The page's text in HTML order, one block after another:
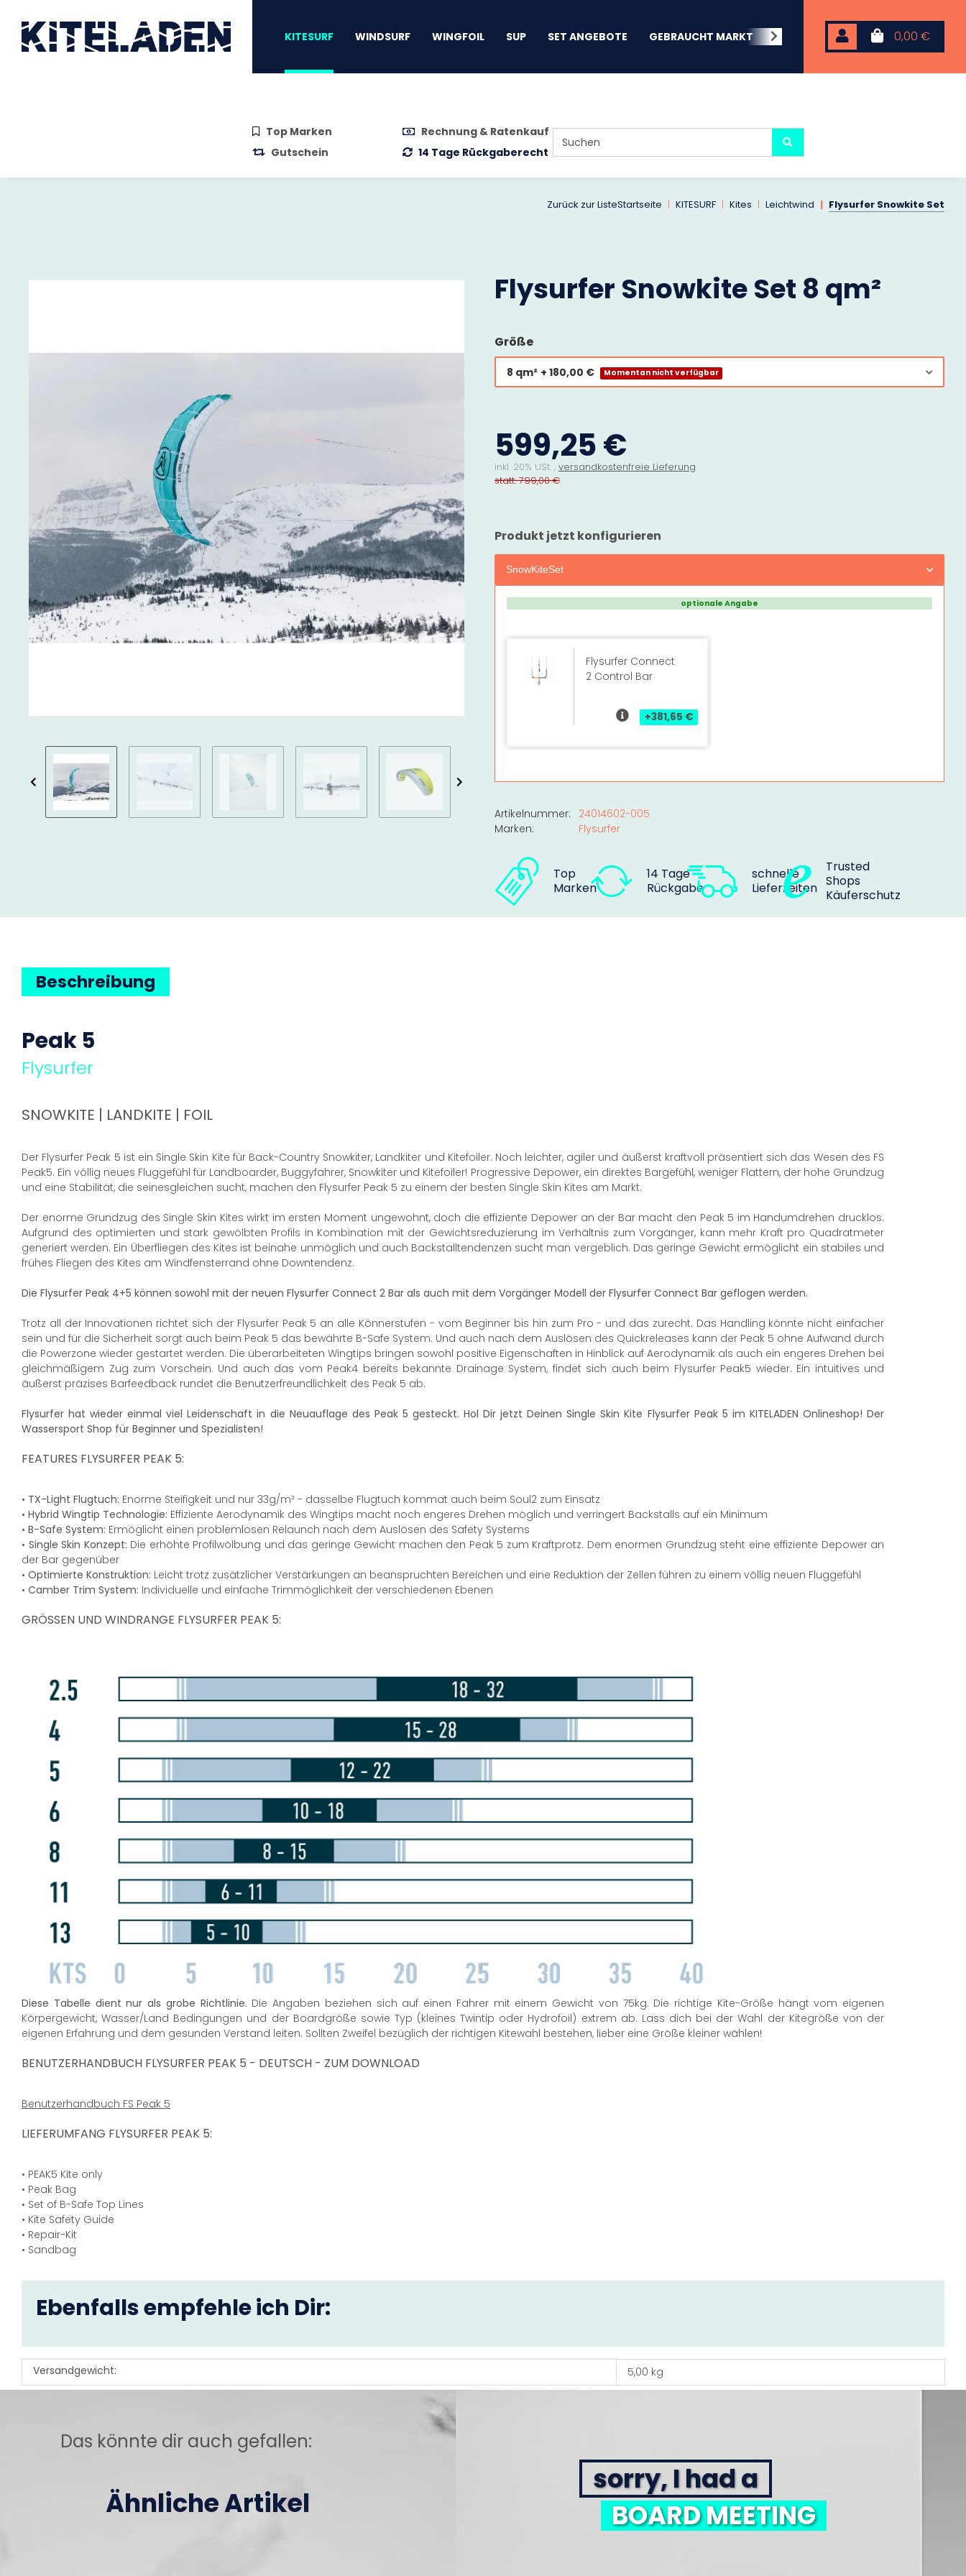
0,00 €
KITESURF WINDSURF WINGFOIL SUP SET ANGEBOTE GEBRAUCHT MARKT BEACHWEAR NEOPREN
Top Marken
Rechnung & Ratenkauf
Gutschein
14 Tage Rückgaberecht
Zurück zur ListeStartseite KITESURF Kites Leichtwind Flysurfer Snowkite Set
Flysurfer Snowkite Set 8 qm²
Größe
8 qm² + 180,00 € Momentan nicht verfügbar
599,25 €
inkl. 20% USt. , versandkostenfreie Lieferung
statt: 799,00 €
Produkt jetzt konfigurieren
SnowKiteSet
optionale Angabe
Flysurfer Connect
2 Control Bar
+381,65 €
Artikelnummer:
24014602-005
Marken:
Flysurfer
Top
Marken
14 Tage
Rückgabe
schnelle
Lieferzeiten
Trusted
Shops
Käuferschutz
Beschreibung
Peak 5
Flysurfer
SNOWKITE | LANDKITE | FOIL
Der Flysurfer Peak 5 ist ein Single Skin Kite für Back-Country Snowkiter, Landkiter und Kitefoiler. Noch leichter, agiler und äußerst kraftvoll präsentiert sich das Wesen des FS
Peak5. Ein völlig neues Fluggefühl für Landboarder, Buggyfahrer, Snowkiter und Kitefoiler! Progressive Depower, ein direktes Bargefühl, weniger Flattern, der hohe Grundzug
und eine Stabilität, die seinesgleichen sucht, machen den Flysurfer Peak 5 zu einem der besten Single Skin Kites am Markt.
Der enorme Grundzug des Single Skin Kites wirkt im ersten Moment ungewohnt, doch die effiziente Depower an der Bar macht den Peak 5 im Handumdrehen drucklos.
Aufgrund des optimierten und stark gewölbten Profils in Kombination mit der Gewichtsreduzierung im Verhältnis zum Vorgänger, kann mehr Kraft pro Quadratmeter
generiert werden. Ein Überfliegen des Kites ist beinahe unmöglich und auch Backstalltendenzen sucht man vergeblich. Das geringe Gewicht ermöglicht ein stabiles und
frühes Fliegen des Kites am Windfensterrand ohne Downtendenz.
Die Flysurfer Peak 4+5 können sowohl mit der neuen Flysurfer Connect 2 Bar als auch mit dem Vorgänger Modell der Flysurfer Connect Bar geflogen werden.
Trotz all der Innovationen richtet sich der Flysurfer Peak 5 an alle Könnerstufen - vom Beginner bis hin zum Pro - und das zurecht. Das Handling könnte nicht einfacher
sein und für die Sicherheit sorgt auch beim Peak 5 das bewährte B-Safe System. Und auch nach dem Auslösen des Quickreleases kann der Peak 5 ohne Aufwand durch
die Powerzone wieder gestartet werden. Die überarbeiteten Wingtips bringen sowohl positive Eigenschaften in Hinblick auf Aerodynamik als auch ein engeres Drehen bei
gleichmäßigem Zug zum Vorschein. Und auch das vom Peak4 bereits bekannte Drainage System, findet sich auch beim Flysurfer Peak5 wieder. Ein intuitives und
äußerst präzises Barfeedback rundet die Benutzerfreundlichkeit des Peak 5 ab.
Flysurfer hat wieder einmal viel Leidenschaft in die Neuauflage des Peak 5 gesteckt. Hol Dir jetzt Deinen Single Skin Kite Flysurfer Peak 5 im KITELADEN Onlineshop! Der
Wassersport Shop für Beginner und Spezialisten!
FEATURES FLYSURFER PEAK 5:
• TX-Light Flugtuch: Enorme Steifigkeit und nur 33g/m² - dasselbe Flugtuch kommat auch beim Soul2 zum Einsatz
• Hybrid Wingtip Technologie: Effiziente Aerodynamik des Wingtips macht noch engeres Drehen möglich und verringert Backstalls auf ein Minimum
• B-Safe System: Ermöglicht einen problemlosen Relaunch nach dem Auslösen des Safety Systems
• Single Skin Konzept: Die erhöhte Profilwölbung und das geringe Gewicht machen den Peak 5 zum Kraftprotz. Dem enormen Grundzug steht eine effiziente Depower an
der Bar gegenüber
• Optimierte Konstruktion: Leicht trotz zusätzlicher Verstärkungen an beanspruchten Bereichen und eine Reduktion der Zellen führen zu einem völlig neuen Fluggefühl
• Camber Trim System: Individuelle und einfache Trimmöglichkeit der verschiedenen Ebenen
GRÖSSEN UND WINDRANGE FLYSURFER PEAK 5:
Diese Tabelle dient nur als grobe Richtlinie. Die Angaben beziehen sich auf einen Fahrer mit einem Gewicht von 75kg. Die richtige Kite-Größe hängt vom eigenen
Körpergewicht, Wasser/Land Bedingungen und der Boardgröße sowie Typ (kleines Twintip oder Hydrofoil) extrem ab. Lass dich bei der Wahl der Kitegröße von der
eigenen Erfahrung und dem gesunden Verstand leiten. Sollten Zweifel bezüglich der richtigen Kitewahl bestehen, lieber eine Größe kleiner wählen!
BENUTZERHANDBUCH FLYSURFER PEAK 5 - DEUTSCH - ZUM DOWNLOAD
Benutzerhandbuch FS Peak 5
LIEFERUMFANG FLYSURFER PEAK 5:
• PEAK5 Kite only
• Peak Bag
• Set of B-Safe Top Lines
• Kite Safety Guide
• Repair-Kit
• Sandbag
Ebenfalls empfehle ich Dir:
Produkteigenschaft
Wert
Versandgewicht: 5,00 kg
Das könnte dir auch gefallen:
Ähnliche Artikel
sorry, I had a
BOARD MEETING